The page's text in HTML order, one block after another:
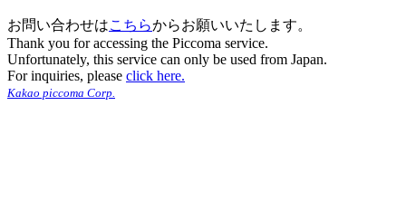
お問い合わせはこちらからお願いいたします。
Thank you for accessing the Piccoma service.
Unfortunately, this service can only be used from Japan.
For inquiries, please click here.
Kakao piccoma Corp.